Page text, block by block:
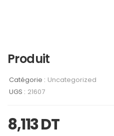
Produit
Catégorie : Uncategorized
UGS : 21607
8,113DT